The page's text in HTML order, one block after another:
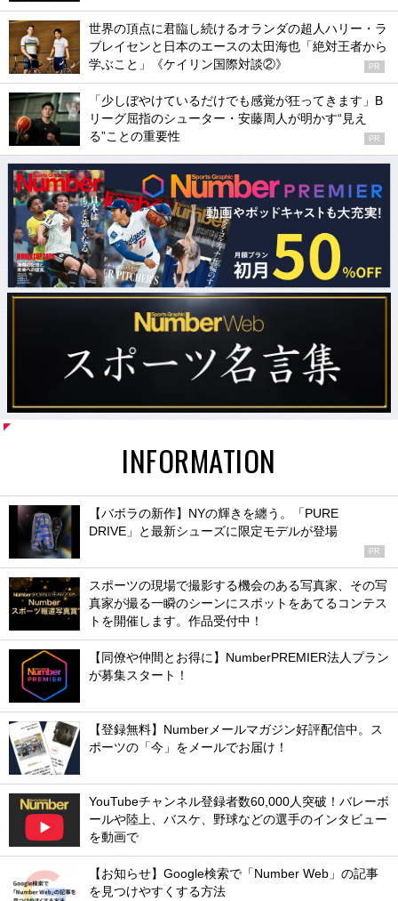
世界の頂点に君臨し続けるオランダの超人ハリー・ラ
ブレイセンと日本のエースの太田海也「絶対王者から
学ぶこと」《ケイリン国際対談②》
PR
「少しぼやけているだけでも感覚が狂ってきます」B
リーグ屈指のシューター・安藤周人が明かす“見え
る”ことの重要性
PR
INFORMATION
【バボラの新作】NYの輝きを纏う。「PURE
DRIVE」と最新シューズに限定モデルが登場
PR
スポーツの現場で撮影する機会のある写真家、その写
真家が撮る一瞬のシーンにスポットをあてるコンテス
トを開催します。作品受付中！
【同僚や仲間とお得に】NumberPREMIER法人プラン
が募集スタート！
【登録無料】Numberメールマガジン好評配信中。ス
ポーツの「今」をメールでお届け！
YouTubeチャンネル登録者数60,000人突破！バレーボ
ールや陸上、バスケ、野球などの選手のインタビュー
を動画で
【お知らせ】Google検索で「Number Web」の記事
を見つけやすくする方法